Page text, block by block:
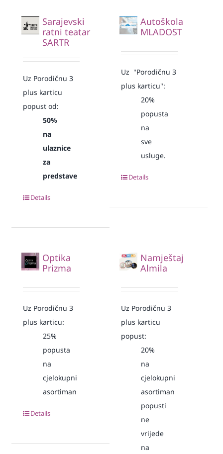
Sarajevski
ratni teatar
SARTR
Uz Porodičnu 3
plus karticu
popust od:
50%
na
ulaznice
za
predstave
Details
Autoškola
MLADOST
Uz "Porodičnu 3
plus karticu":
20%
popusta
na
sve
usluge.
Details
Optika
Prizma
Uz Porodičnu 3
plus karticu:
25%
popusta
na
cjelokupni
asortiman
Details
Namještaj
Almila
Uz Porodičnu 3
plus karticu
popust:
20%
na
cjelokupni
asortiman
popusti
ne
vrijede
na